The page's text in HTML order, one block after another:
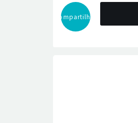
Compartilhar